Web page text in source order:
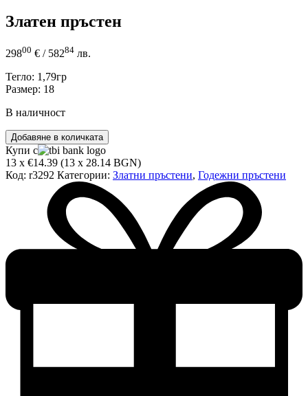
Златен пръстен
29800 € / 58284 лв.
Тегло: 1,79гр
Размер: 18
В наличност
количество
за
Златен
пръстен
Добавяне в количката
Купи с
13 x €14.39 (13 x 28.14 BGN)
Код: r3292 Категории: Златни пръстени, Годежни пръстени